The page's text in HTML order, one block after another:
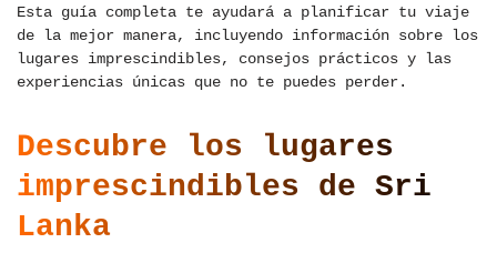
Esta guía completa te ayudará a planificar tu viaje
de la mejor manera, incluyendo información sobre los
lugares imprescindibles, consejos prácticos y las
experiencias únicas que no te puedes perder.
Descubre los lugares
imprescindibles de Sri
Lanka